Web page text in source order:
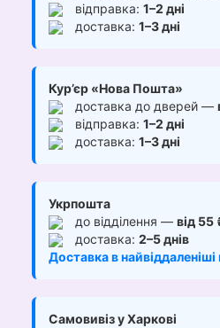
відправка: 1–2 дні
доставка: 1–3 дні
Кур’єр «Нова Пошта»
доставка до дверей —
відправка: 1–2 дні
доставка: 1–3 дні
Укрпошта
до відділення — від 55
доставка: 2–5 днів
Доставка в найвіддаленіші
Самовивіз у Харкові